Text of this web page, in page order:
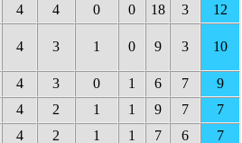
4 4 0 0 18 3 12
4 3 1 0 9 3 10
4 3 0 1 6 7
9
4 2 1 1 9 7
7
4 2 1 1 7 6 7